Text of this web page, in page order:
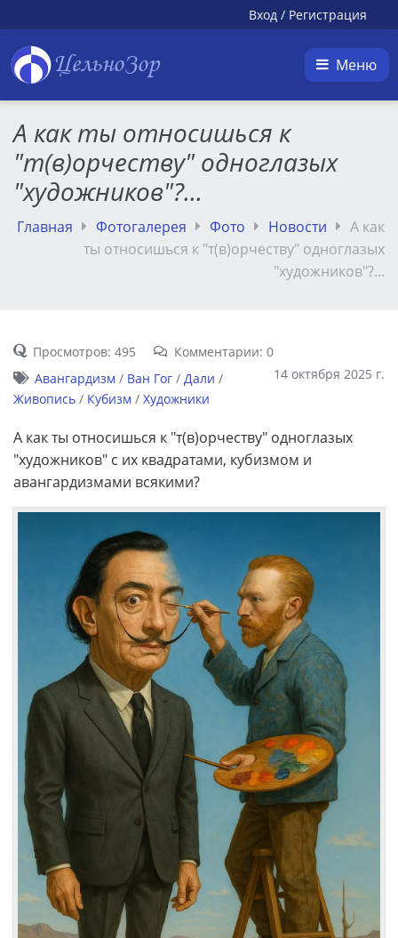
Вход / Регистрация
ЦельноЗор Меню
А как ты относишься к
"т(в)орчеству" одноглазых
"художников"?...
Главная Фотогалерея Фото Новости
А как
ты относишься к "т(в)орчеству" одноглазых
"художников"?...
Просмотров: 495
Комментарии: 0
14 октября 2025 г.
Авангардизм / Ван Гог/ Дали /
Живопись / Кубизм / Художники
А как ты относишься к "т(в)орчеству" одноглазых
"художников" с их квадратами, кубизмом и
авангардизмами всякими?